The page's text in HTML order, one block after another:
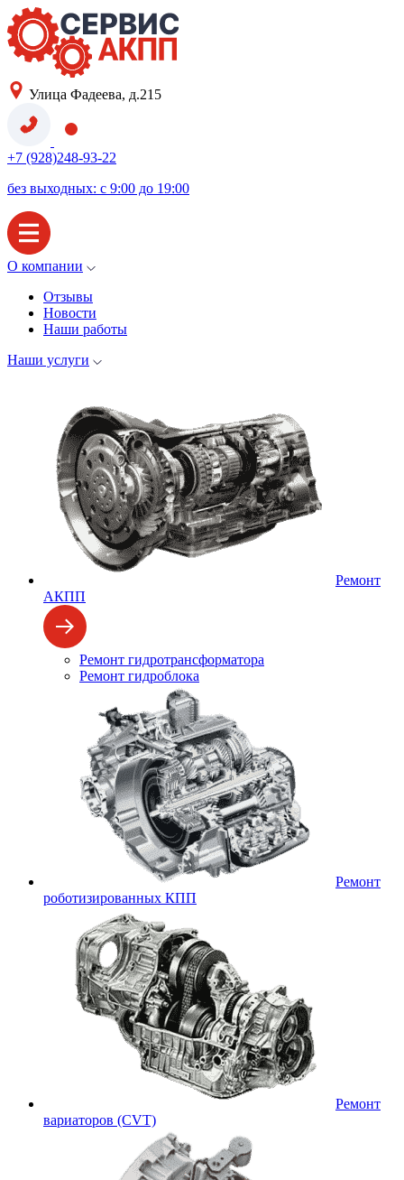
Улица Фадеева, д.215
+7 (928)248-93-22
без выходных: с 9:00 до 19:00
О компании
Отзывы
Новости
Наши работы
Наши услуги
Ремонт
АКПП
Ремонт гидротрансформатора
Ремонт гидроблока
Ремонт
роботизированных КПП
Ремонт
вариаторов (CVT)